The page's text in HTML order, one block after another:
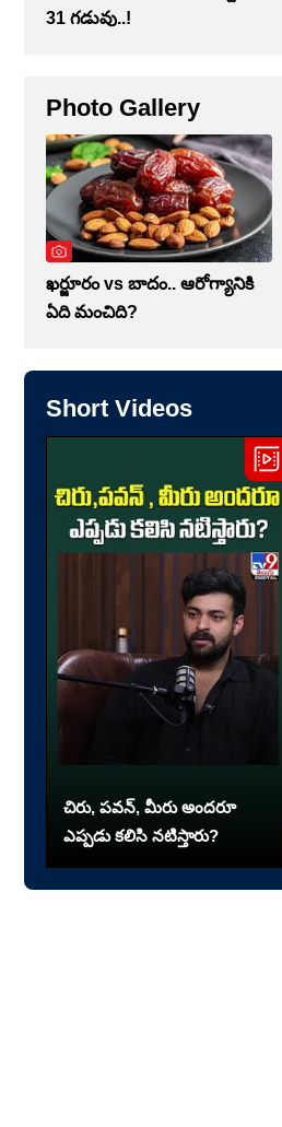
31 గడువు..!
Photo Gallery
ఖర్జూరం vs బాదం.. ఆరోగ్యానికి
ఏది మంచిది?
Short Videos
చిరు, పవన్, మీరు అందరూ
ఎప్పడు కలిసి నటిస్తారు?